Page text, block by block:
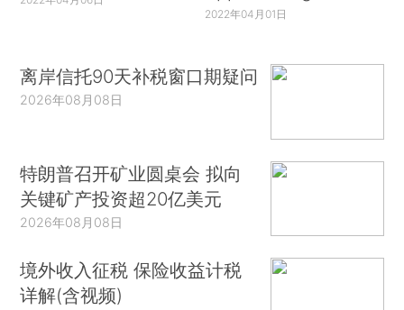
2022年04月01日
离岸信托90天补税窗口期疑问
2026年08月08日
特朗普召开矿业圆桌会 拟向
关键矿产投资超20亿美元
2026年08月08日
境外收入征税 保险收益计税
详解(含视频)